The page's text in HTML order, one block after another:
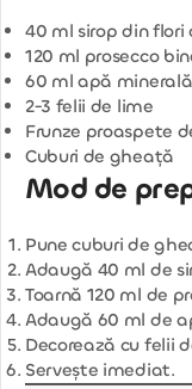
40 ml sirop din flori
120 ml prosecco
60 ml apă minerală
2-3 felii de lime
Frunze proaspete
Cuburi de gheață
Mod de
Pune cuburi de
Adaugă 40 ml de
Toarnă 120 ml de
Adaugă 60 ml de
Decorează cu felii
Servește imediat.